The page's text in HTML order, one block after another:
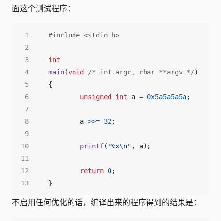
面这个测试程序：
3
4
5
6
7
8
9
10
13
#include <stdio.h>
int
main(void /* int argc, char **argv */)
{
unsigned
int a = 0x5a5a5a5a;
a >>= 32;
printf( "%x\n" , a);
return 0;
}
不启用任何优化的话，编译出来的程序得到的结果是：